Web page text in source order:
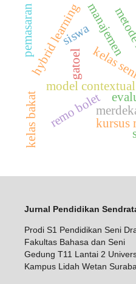
model
kelas
gatoel
manajemen
hybrid learning
remo boletkursus
pemasaran siswa
kelas bakat
Jurnal Pendidikan
Prodi S1 Pendidikan Seni
Fakultas Bahasa dan Seni
Gedung T11 Lantai 2
Kampus Lidah Wetan